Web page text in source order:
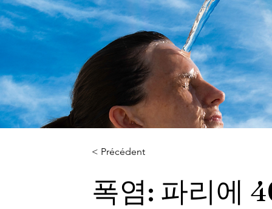
< Précédent
폭염: 파리에